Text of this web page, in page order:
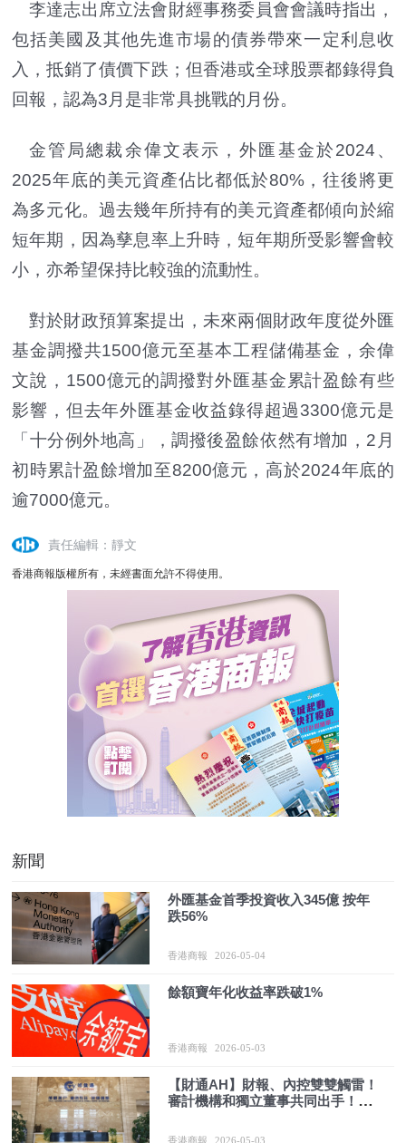
李達志出席立法會財經事務委員會會議時指出，
包括美國及其他先進市場的債券帶來一定利息收
入，抵銷了債價下跌；但香港或全球股票都錄得負
回報，認為3月是非常具挑戰的月份。
金管局總裁余偉文表示，外匯基金於2024、
2025年底的美元資產佔比都低於80%，往後將更
為多元化。過去幾年所持有的美元資產都傾向於縮
短年期，因為孳息率上升時，短年期所受影響會較
小，亦希望保持比較強的流動性。
對於財政預算案提出，未來兩個財政年度從外匯
基金調撥共1500億元至基本工程儲備基金，余偉
文說，1500億元的調撥對外匯基金累計盈餘有些
影響，但去年外匯基金收益錄得超過3300億元是
「十分例外地高」，調撥後盈餘依然有增加，2月
初時累計盈餘增加至8200億元，高於2024年底的
逾7000億元。
責任編輯：靜文
香港商報版權所有，未經書面允許不得使用。
新聞
外匯基金首季投資收入345億 按年
跌56%
香港商報 2026-05-04
餘額寶年化收益率跌破1%
香港商報 2026-05-03
【財通AH】財報、內控雙雙觸雷！
審計機構和獨立董事共同出手！誠
香港商報 2026-05-03